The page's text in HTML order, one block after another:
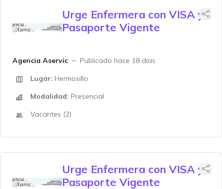
Urge Enfermera con VISA y
Pasaporte Vigente
Agencia Aservic
Publicado hace 18 días
Lugar: Hermosillo
Modalidad: Presencial
Vacantes (2)
Urge Enfermera con VISA y
Pasaporte Vigente